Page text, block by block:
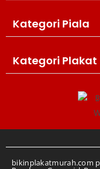
Kategori Piala
Kategori Plakat
Create The
bikinplakatmurah.com